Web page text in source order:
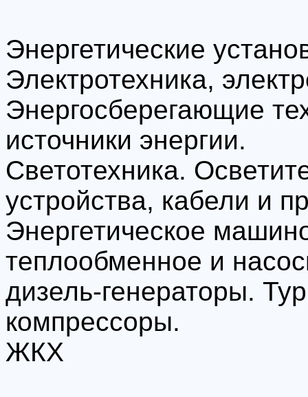
Энергетические
Электротехника,
Энергосберегающие
источники энергии.
Светотехника.
устройства, кабели и
Энергетическое
теплообменное и
дизель-генераторы.
компрессоры.
ЖКХ